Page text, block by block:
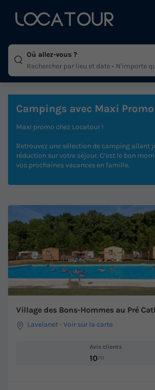
Où allez-vous ?
Rechercher par lieu et date
N'importe
Campings avec Maxi Promo
Maxi promo chez Locatour !
Retrouvez une sélection de camping allant
réduction sur votre séjour. C’est le bon
vos prochaines vacances en famille.
Village des Bons-Hommes au Pré
Lavelanet -Voir sur la carte
Avis clients
10/10